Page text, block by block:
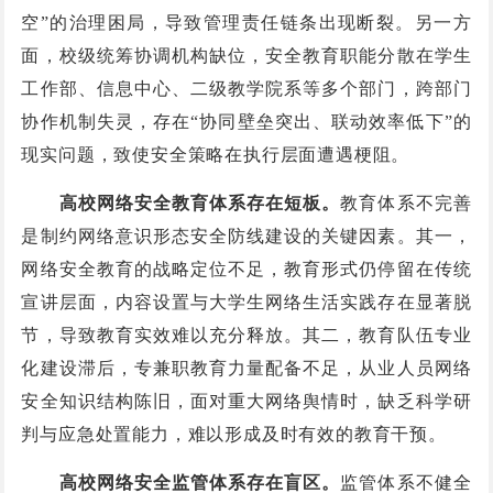
空”的治理困局，导致管理责任链条出现断裂。另一方
面，校级统筹协调机构缺位，安全教育职能分散在学生
工作部、信息中心、二级教学院系等多个部门，跨部门
协作机制失灵，存在“协同壁垒突出、联动效率低下”的
现实问题，致使安全策略在执行层面遭遇梗阻。
高校网络安全教育体系存在短板。教育体系不完善
是制约网络意识形态安全防线建设的关键因素。其一，
网络安全教育的战略定位不足，教育形式仍停留在传统
宣讲层面，内容设置与大学生网络生活实践存在显著脱
节，导致教育实效难以充分释放。其二，教育队伍专业
化建设滞后，专兼职教育力量配备不足，从业人员网络
安全知识结构陈旧，面对重大网络舆情时，缺乏科学研
判与应急处置能力，难以形成及时有效的教育干预。
高校网络安全监管体系存在盲区。 监管体系不健全